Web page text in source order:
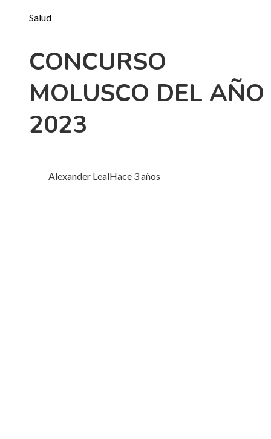
Salud
CONCURSO
MOLUSCO DEL AÑO
2023
Alexander LealHace 3 años